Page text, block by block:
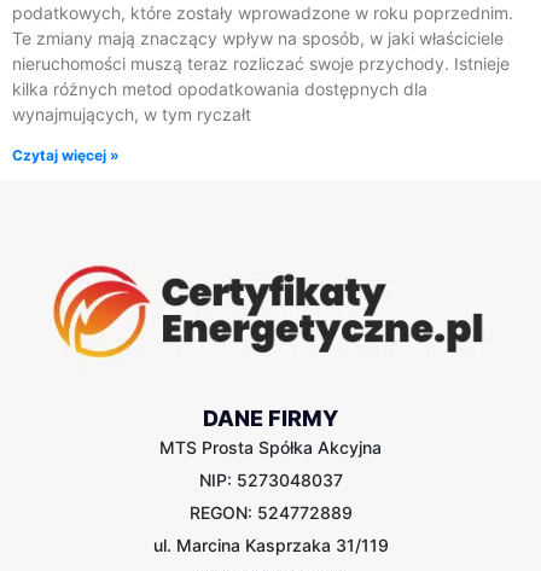
podatkowych, które zostały wprowadzone w roku poprzednim.
Te zmiany mają znaczący wpływ na sposób, w jaki właściciele
nieruchomości muszą teraz rozliczać swoje przychody. Istnieje
kilka różnych metod opodatkowania dostępnych dla
wynajmujących, w tym ryczałt
Czytaj więcej »
DANE FIRMY
MTS Prosta Spółka Akcyjna
NIP: 5273048037
REGON: 524772889
ul. Marcina Kasprzaka 31/119